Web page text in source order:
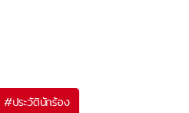
#ประวัตินักร้อง